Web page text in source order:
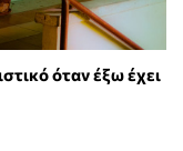
όταν έξω έχει